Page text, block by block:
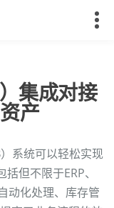
集成对接
产
系统可以轻松实现
但不限于ERP、
动化处理、库存管